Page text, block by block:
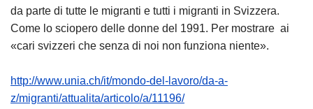
da parte di tutte le migranti e tutti i migranti in Svizzera.
Come lo sciopero delle donne del 1991. Per mostrare ai
«cari svizzeri che senza di noi non funziona niente».
http://www.unia.ch/it/mondo-del-lavoro/da-a-
z/migranti/attualita/articolo/a/11196/